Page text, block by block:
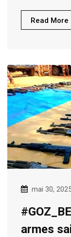
Read More
mai 30,
armes